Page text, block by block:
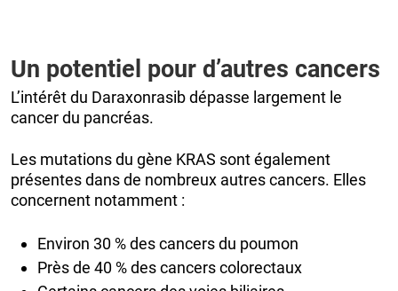
Un potentiel pour d’autres cancers
L’intérêt du Daraxonrasib dépasse largement le
cancer du pancréas.
Les mutations du gène KRAS sont également
présentes dans de nombreux autres cancers. Elles
concernent notamment :
Environ 30 % des cancers du poumon
Près de 40 % des cancers colorectaux